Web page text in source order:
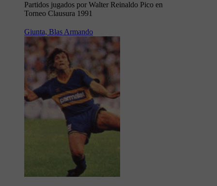
Partidos jugados por Walter Reinaldo Pico en
Torneo Clausura 1991
Giunta, Blas Armando